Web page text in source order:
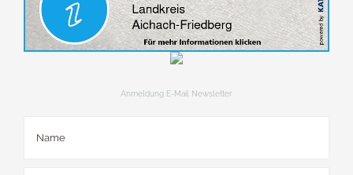
Anmeldung E-Mail Newsletter